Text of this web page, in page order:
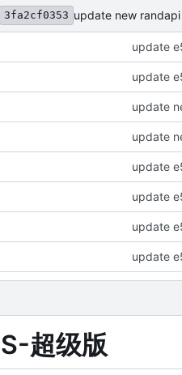
3fa2cf0353 update new randapi
update
update
update
update
update
update
update
update
超级版